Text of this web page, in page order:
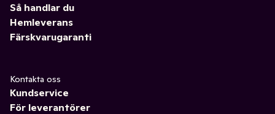
Så handlar du
Hemleverans
Färskvarugaranti
Kontakta oss
Kundservice
För leverantörer